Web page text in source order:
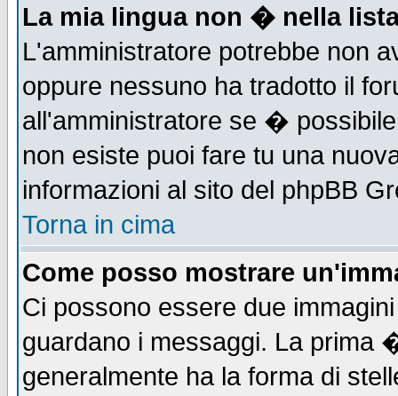
La mia lingua non � nella
L'amministratore potrebbe non
oppure nessuno ha tradotto il
all'amministratore se �
non esiste puoi fare tu una
informazioni al sito del phpBB
Torna in cima
Come posso mostrare
Ci possono essere due
guardano i messaggi. La prima
generalmente ha la forma di